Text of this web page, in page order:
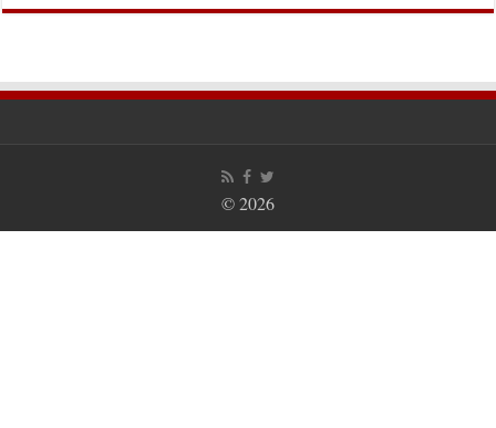
© 2026